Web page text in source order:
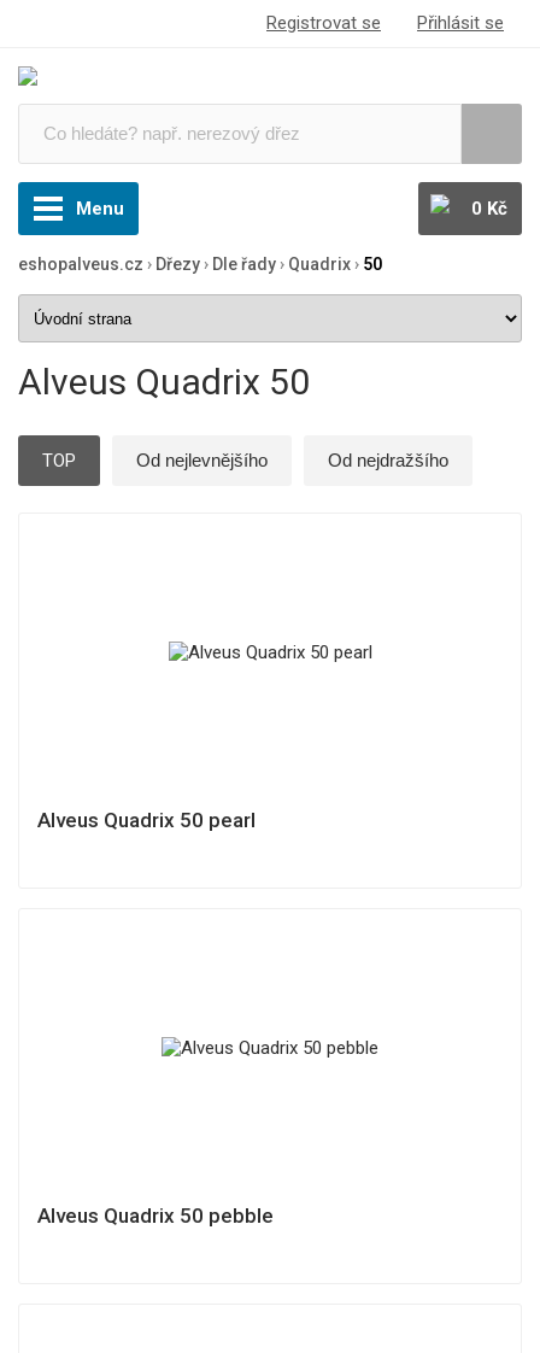
Registrovat se Přihlásit se
Menu 0 Kč
eshopalveus.cz › Dřezy› Dle řady› Quadrix› 50
Alveus Quadrix 50
TOP Od nejlevnějšího Od nejdražšího
Alveus Quadrix 50 pearl
Alveus Quadrix 50 pebble